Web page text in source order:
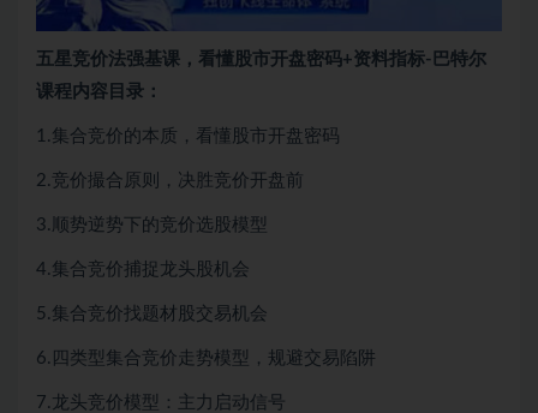
五星竞价法强基课，看懂股市开盘密码+资料指标-巴特尔
课程内容目录：
1.集合竞价的本质，看懂股市开盘密码
2.竞价撮合原则，决胜竞价开盘前
3.顺势逆势下的竞价选股模型
4.集合竞价捕捉龙头股机会
5.集合竞价找题材股交易机会
6.四类型集合竞价走势模型，规避交易陷阱
7.龙头竞价模型：主力启动信号